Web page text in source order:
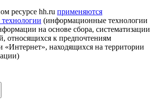
ресурсе hh.ru применяются
(информационные технологии
на основе сбора, систематизации
относящихся к предпочтениям
«Интернет», находящихся на территории